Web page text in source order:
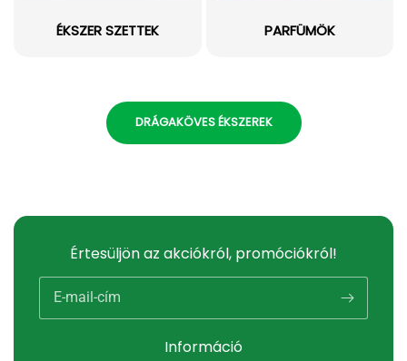
ÉKSZER SZETTEK PARFÜMÖK
DRÁGAKÖVES ÉKSZEREK
Információ
Értesüljön az akciókról, promóciókról!
E-mail-cím